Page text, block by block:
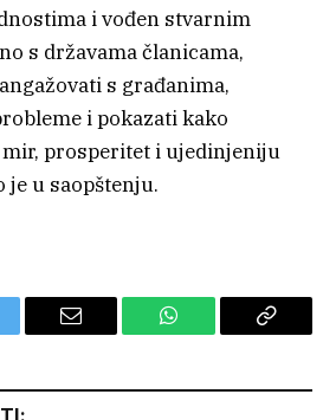
i vođen stvarnim
s državama članicama,
s građanima,
i pokazati kako
prosperitet i ujedinjeniju
je u saopštenju.
Email WhatsApp Copy